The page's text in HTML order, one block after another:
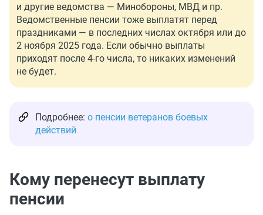
и другие ведомства — Минобороны, МВД и пр.
Ведомственные пенсии тоже выплатят перед
праздниками — в последних числах октября или до
2 ноября 2025 года. Если обычно выплаты
приходят после 4-го числа, то никаких изменений
не будет.
Подробнее: о пенсии ветеранов боевых
действий
Кому перенесут выплату
пенсии